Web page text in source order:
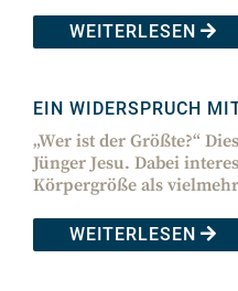
WEITERLESEN
EIN WIDERSPRUCH
„Wer ist der Größte?“
Jünger Jesu. Dabei
Körpergröße als
WEITERLESEN